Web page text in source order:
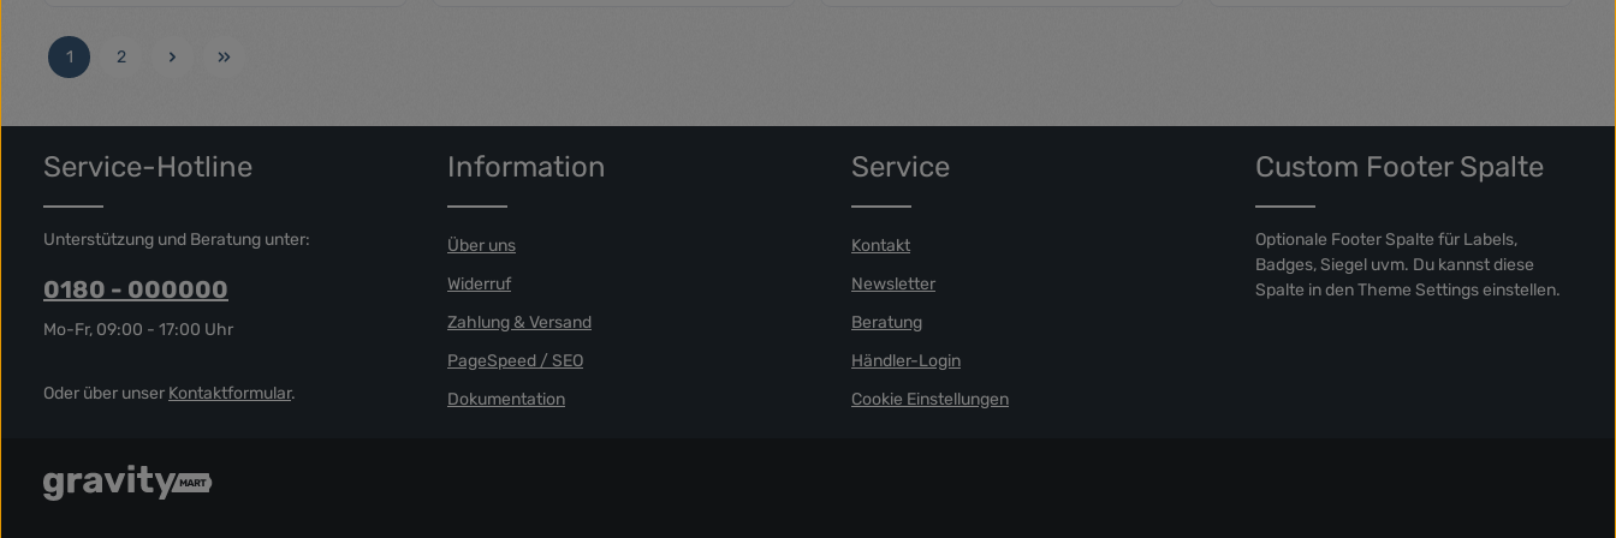
Produkt Anzahl: Gib den gewünschten Wert ein oder benutze die Schaltflächen um die Anzahl zu erhöhen oder zu
Seite
1
Seite
2
Service-Hotline
Unterstützung und Beratung unter:
0180 - 000000
Mo-Fr, 09:00 - 17:00 Uhr
Oder über unser Kontaktformular.
Information
Über uns
Widerruf
Zahlung & Versand
PageSpeed / SEO
Dokumentation
Service
Kontakt
Newsletter
Beratung
Händler-Login
Cookie Einstellungen
Custom Footer Spalte
Optionale Footer Spalte für Labels,
Badges, Siegel uvm. Du kannst diese
Spalte in den Theme Settings einstellen.